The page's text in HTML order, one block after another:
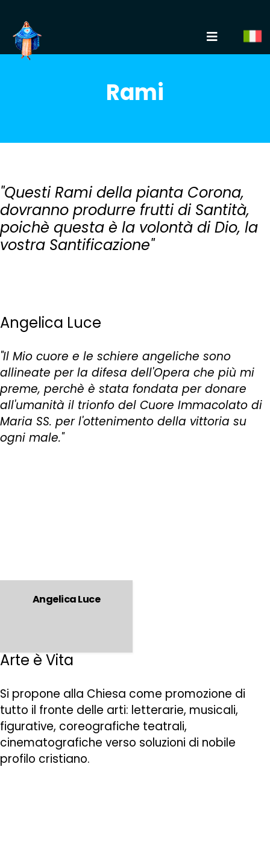
Rami
"Questi Rami della pianta Corona,
dovranno produrre frutti di Santità,
poichè questa è la volontà di Dio, la
vostra Santificazione"
Angelica Luce
"Il Mio cuore e le schiere angeliche sono
allineate per la difesa dell'Opera che più mi
preme, perchè è stata fondata per donare
all'umanità il trionfo del Cuore Immacolato di
Maria SS. per l'ottenimento della vittoria su
ogni male."
Angelica Luce
Arte è Vita
Si propone alla Chiesa come promozione di
tutto il fronte delle arti: letterarie, musicali,
figurative, coreografiche teatrali,
cinematografiche verso soluzioni di nobile
profilo cristiano.